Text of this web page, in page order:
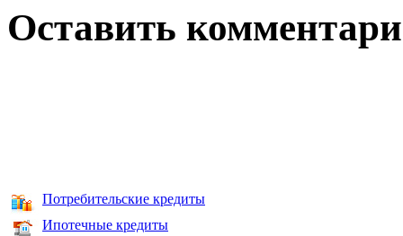
Оставить
Потребительские кредиты
Ипотечные кредиты